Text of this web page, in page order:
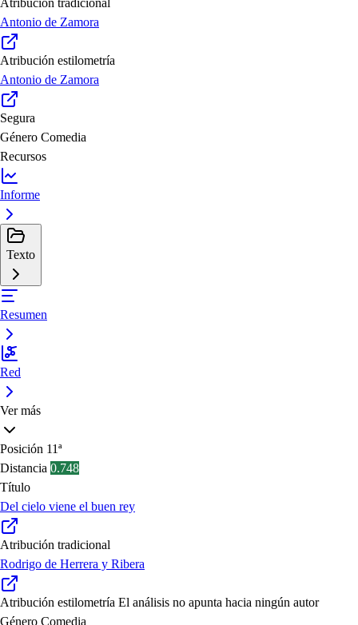
Atribución tradicional
Antonio de Zamora
Atribución estilometría
Antonio de Zamora
Segura
Género Comedia
Recursos
Informe
Texto
Resumen
Red
Ver más
Posición 11ª
Distancia 0.748
Título
Del cielo viene el buen rey
Atribución tradicional
Rodrigo de Herrera y Ribera
Atribución estilometría El análisis no apunta hacia ningún autor
Género Comedia